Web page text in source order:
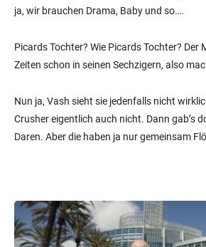
ja, wir brauchen Drama, Baby und so….
Picards Tochter? Wie Picards Tochter? Der
Zeiten schon in seinen Sechzigern, also
Nun ja, Vash sieht sie jedenfalls nicht
Crusher eigentlich auch nicht. Dann gab’s
Daren. Aber die haben ja nur gemeinsam